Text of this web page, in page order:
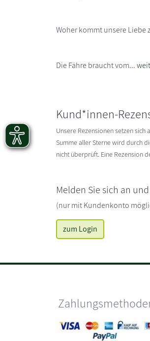
Woher kommt unsere Liebe
Die Fähre braucht vom...
Kund*innen-
Unsere Rezensionen setzen
Summe aller Sterne wird durch
nicht überprüft. Eine Rezension
Melden Sie sich an
(nur mit Kundenkonto
zum Login